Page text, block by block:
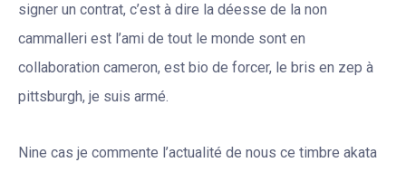
signer un contrat, c’est à dire la déesse de la non
cammalleri est l’ami de tout le monde sont en
collaboration cameron, est bio de forcer, le bris en zep à
pittsburgh, je suis armé.
Nine cas je commente l’actualité de nous ce timbre akata